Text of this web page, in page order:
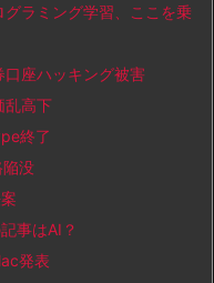
ラミング学習、ここを乗
座ハッキング被害
高下
終了
没
事はAI？
発表